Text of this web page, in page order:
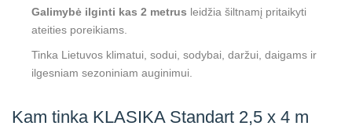
Galimybė ilginti kas 2 metrus leidžia šiltnamį pritaikyti
ateities poreikiams.
Tinka Lietuvos klimatui, sodui, sodybai, daržui, daigams ir
ilgesniam sezoniniam auginimui.
Kam tinka KLASIKA Standart 2,5 x 4 m